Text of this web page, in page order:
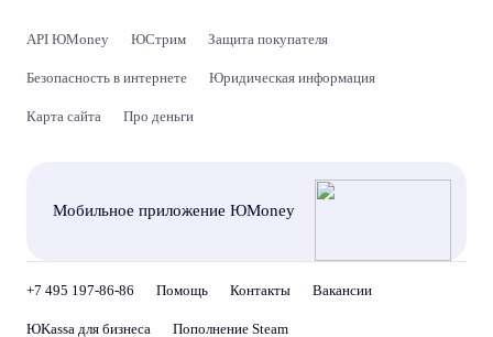
API ЮMoney ЮСтрим Защита покупателя
Безопасность в интернете Юридическая информация
Карта сайта Про деньги
Мобильное приложение ЮMoney
+7 495 197-86-86 Помощь Контакты Вакансии
ЮKassa для бизнеса Пополнение Steam